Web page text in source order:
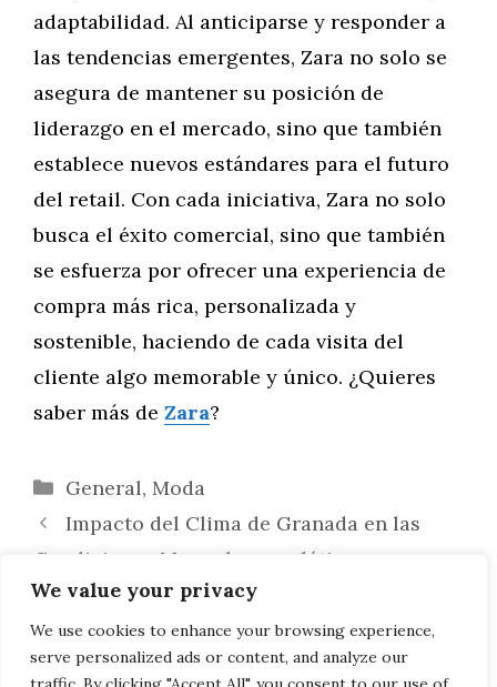
We value your privacy
We use cookies to enhance your browsing experience,
serve personalized ads or content, and analyze our
adaptabilidad. Al anticiparse y responder a
las tendencias emergentes, Zara no solo se
asegura de mantener su posición de
liderazgo en el mercado, sino que también
establece nuevos estándares para el futuro
del retail. Con cada iniciativa, Zara no solo
busca el éxito comercial, sino que también
se esfuerza por ofrecer una experiencia de
compra más rica, personalizada y
sostenible, haciendo de cada visita del
cliente algo memorable y único. ¿Quieres
saber más de Zara?
Categorías
General, Moda
Impacto del Clima de Granada en las
Condiciones Musculoesqueléticas
Águilas en Novelas Gráficas y Cómics:
Visualización Poderosa en Narrativas
Gráficas